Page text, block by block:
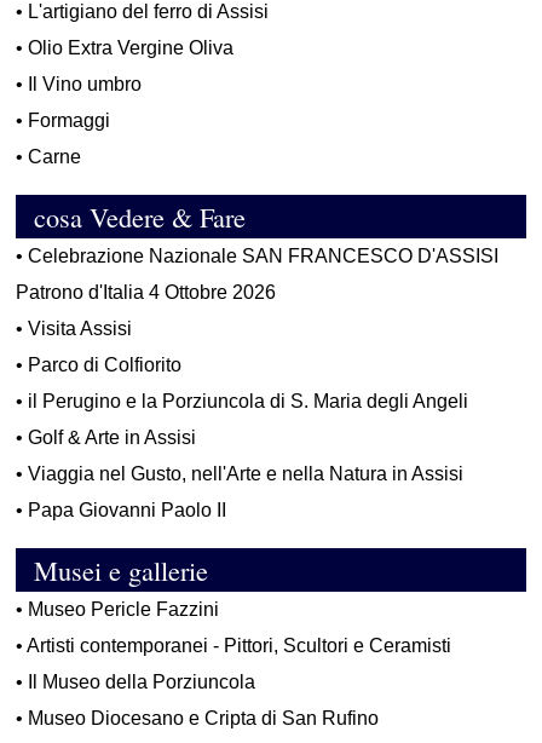
• L'artigiano del ferro di Assisi
•Olio Extra Vergine Oliva
•
Il Vino umbro
• Formaggi
•Carne
cosa Vedere & Fare
•Celebrazione Nazionale SAN FRANCESCO D'ASSISI
Patrono d'Italia 4 Ottobre 2026
•Visita Assisi
• Parco di Colfiorito
• il Perugino e la Porziuncola di S. Maria degli Angeli
•Golf & Arte in Assisi
•Viaggia nel Gusto, nell'Arte e nella Natura in Assisi
• Papa Giovanni Paolo II
Musei e gallerie
• Museo Pericle Fazzini
•Artisti contemporanei - Pittori, Scultori e Ceramisti
•
Il Museo della Porziuncola
• Museo Diocesano e Cripta di San Rufino